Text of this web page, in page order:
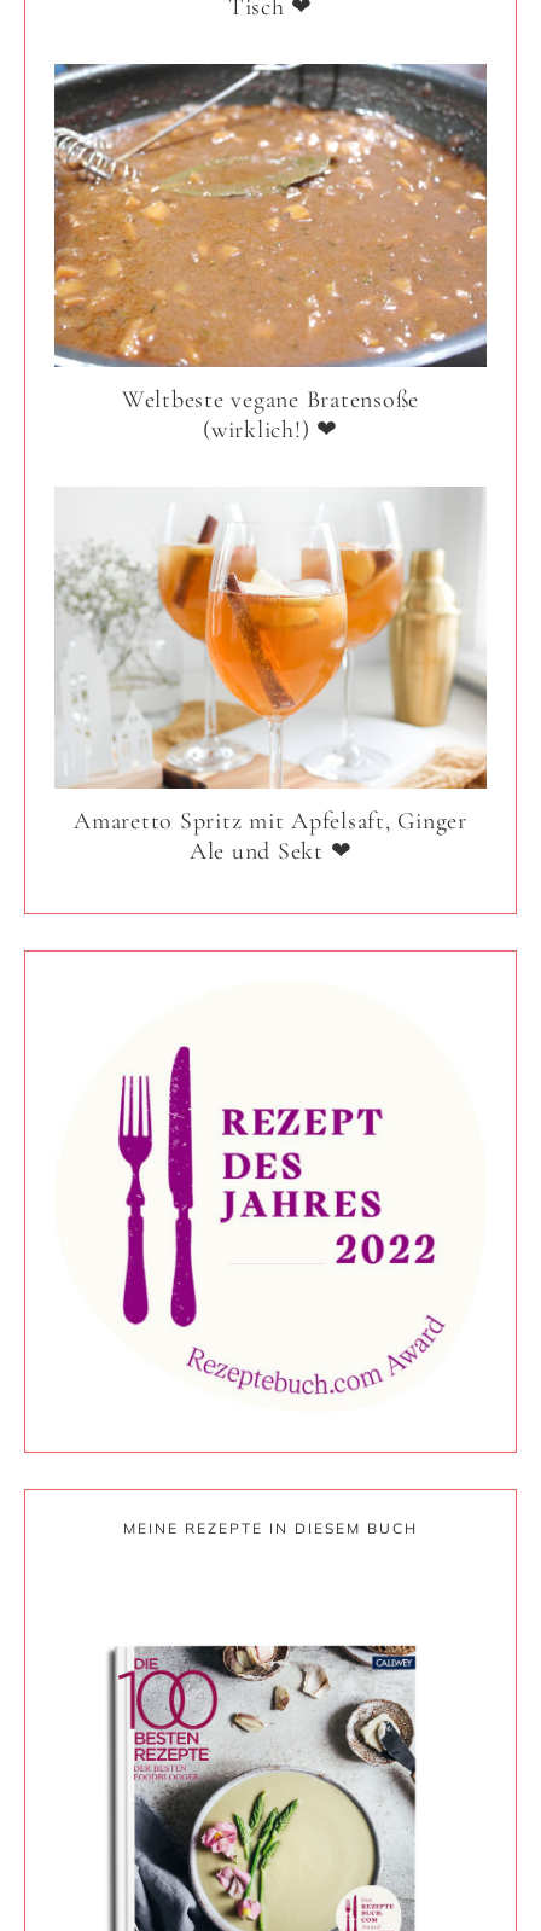
Tisch ❤
Weltbeste vegane Bratensoße
(wirklich!) ❤
Amaretto Spritz mit Apfelsaft, Ginger
Ale und Sekt ❤
MEINE REZEPTE IN DIESEM BUCH